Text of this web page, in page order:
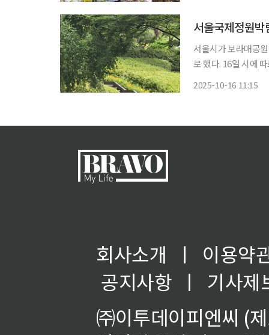
서울시가 보라매공
로 했다. 16일 시에 따르면 시는 이달 20일까지 예정됐던 행사를 11월 2일까지 추가 운영한다.
2025-10-16 11:15
회사소개 ㅣ
이용약
공지사항
ㅣ
기사제
㈜이투데이피엔씨 (